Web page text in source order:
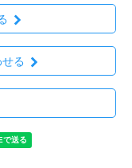
る